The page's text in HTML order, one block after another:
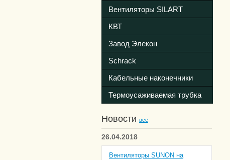
Вентиляторы SILART
КВТ
Завод Элекон
Schrack
Кабельные наконечники
Термоусаживаемая трубка
Новости все
26.04.2018
Вентиляторы SUNON на